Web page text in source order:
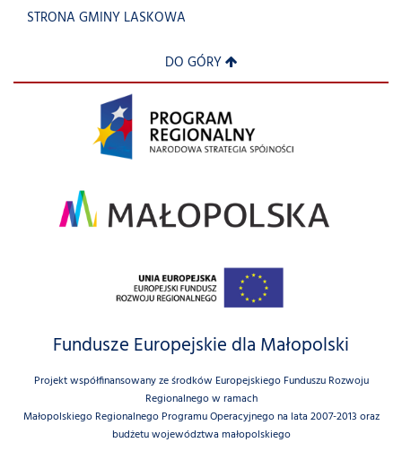
STRONA GMINY LASKOWA
DO GÓRY
Fundusze Europejskie dla Małopolski
Projekt współfinansowany ze środków Europejskiego Funduszu Rozwoju
Regionalnego w ramach
Małopolskiego Regionalnego Programu Operacyjnego na lata 2007-2013 oraz
budżetu województwa małopolskiego